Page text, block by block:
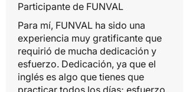
Participante de FUNVAL
Para mí, FUNVAL ha sido una
experiencia muy gratificante que
requirió de mucha dedicación y
esfuerzo. Dedicación, ya que el
inglés es algo que tienes que
practicar todos los días; esfuerzo,